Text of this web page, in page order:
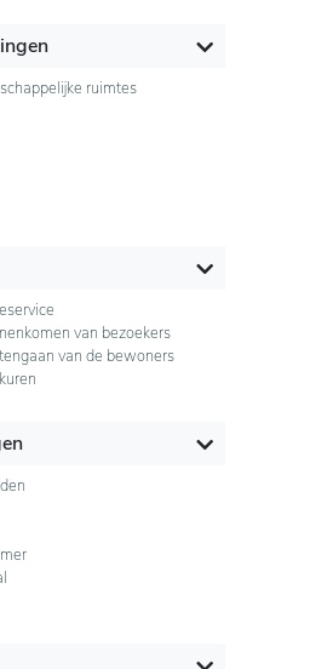
ruimtes
van bezoekers
van de bewoners